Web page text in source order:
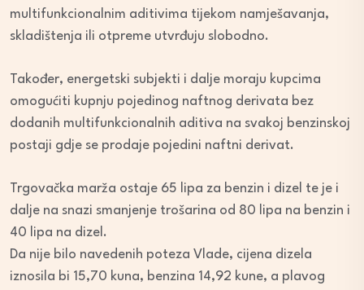
multifunkcionalnim aditivima tijekom namješavanja,
skladištenja ili otpreme utvrđuju slobodno.
Također, energetski subjekti i dalje moraju kupcima
omogućiti kupnju pojedinog naftnog derivata bez
dodanih multifunkcionalnih aditiva na svakoj benzinskoj
postaji gdje se prodaje pojedini naftni derivat.
Trgovačka marža ostaje 65 lipa za benzin i dizel te je i
dalje na snazi smanjenje trošarina od 80 lipa na benzin i
40 lipa na dizel.
Da nije bilo navedenih poteza Vlade, cijena dizela
iznosila bi 15,70 kuna, benzina 14,92 kune, a plavog